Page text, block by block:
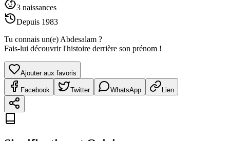
3 naissances
Depuis 1983
Tu connais un(e) Abdesalam ?
Fais-lui découvrir l'histoire derrière son prénom !
Ajouter aux favoris
Facebook Twitter WhatsApp Lien